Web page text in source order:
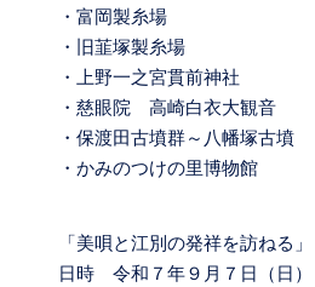
・富岡製糸場
・旧韮塚製糸場
・上野一之宮貫前神社
・慈眼院 高崎白衣大観音
・保渡田古墳群～八幡塚古墳
・かみのつけの里博物館
「美唄と江別の発祥を訪ねる」
日時 令和７年９月７日（日）